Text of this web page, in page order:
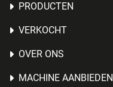
PRODUCTEN
VERKOCHT
OVER ONS
MACHINE AANBIEDEN